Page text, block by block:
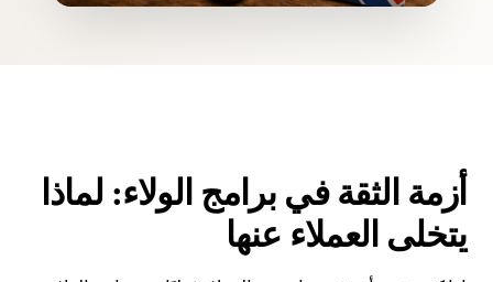
أزمة الثقة في برامج الولاء: لماذا
يتخلى العملاء عنها